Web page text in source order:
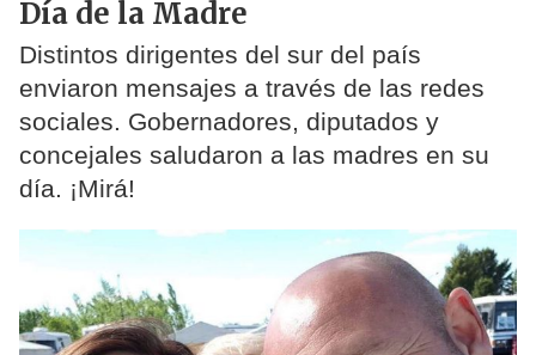
Día de la Madre
Distintos dirigentes del sur del país
enviaron mensajes a través de las redes
sociales. Gobernadores, diputados y
concejales saludaron a las madres en su
día. ¡Mirá!